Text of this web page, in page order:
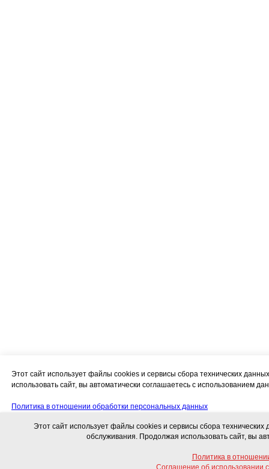
Этот сайт использует файлы cookies и сервисы сбора технических
использовать сайт, вы автоматически соглашаетесь с использованием
Политика в отношении обработки персональных данных
Соглашение об использовании сайта и использовании персональных
Этот сайт использует файлы cookies и сервисы сбора
обслуживания. Продолжая использовать сайт, вы
Политика в
Соглашение об использовании